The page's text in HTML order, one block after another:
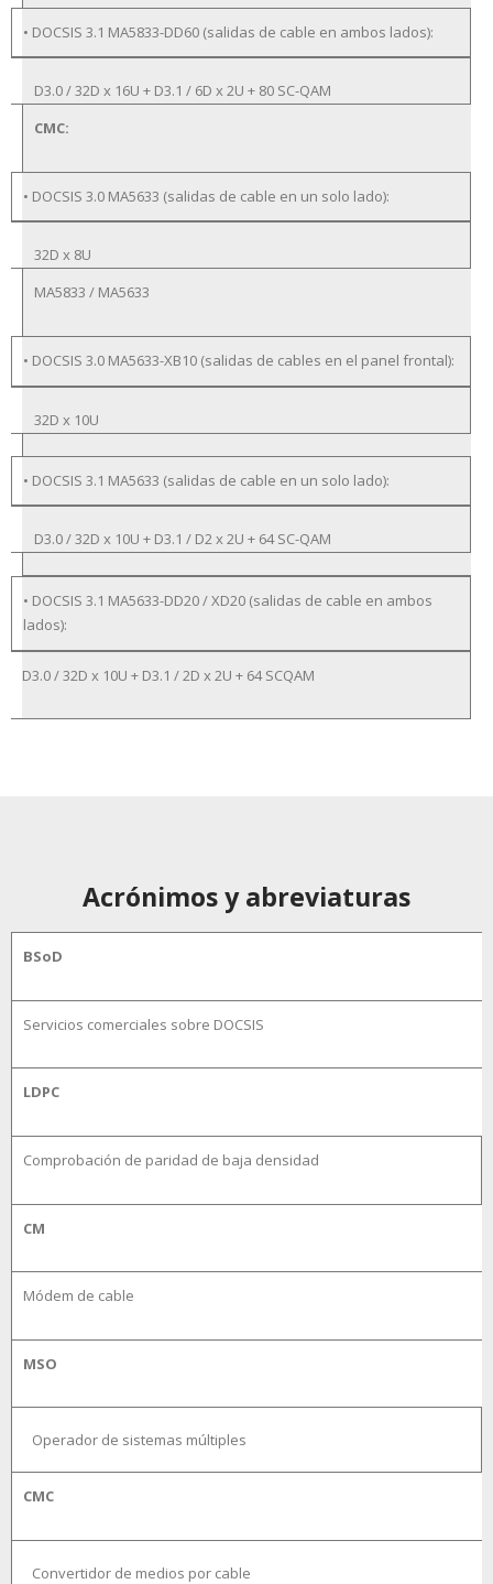
• DOCSIS 3.1 MA5833-DD60 (salidas de cable en ambos lados):
D3.0 / 32D x 16U + D3.1 / 6D x 2U + 80 SC-QAM
CMC:
• DOCSIS 3.0 MA5633 (salidas de cable en un solo lado):
32D x 8U
MA5833 / MA5633
• DOCSIS 3.0 MA5633-XB10 (salidas de cables en el panel frontal):
32D x 10U
• DOCSIS 3.1 MA5633 (salidas de cable en un solo lado):
D3.0 / 32D x 10U + D3.1 / D2 x 2U + 64 SC-QAM
• DOCSIS 3.1 MA5633-DD20 / XD20 (salidas de cable en ambos
lados):
D3.0 / 32D x 10U + D3.1 / 2D x 2U + 64 SCQAM
Acrónimos y abreviaturas
BSoD
Servicios comerciales sobre DOCSIS
LDPC
Comprobación de paridad de baja densidad
CM
Módem de cable
MSO
Operador de sistemas múltiples
CMC
Convertidor de medios por cable